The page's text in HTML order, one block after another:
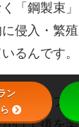
「鋼製束
侵入・繁
るんです。
期仕様のフ
けて後を
ン